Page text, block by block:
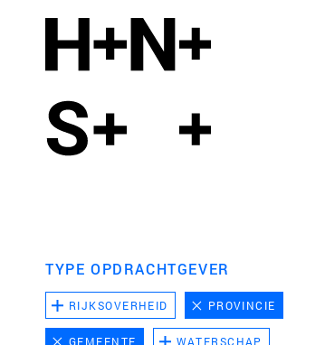
TYPE OPDRACHTGEVER
RIJKSOVERHEID PROVINCIE
GEMEENTE WATERSCHAP